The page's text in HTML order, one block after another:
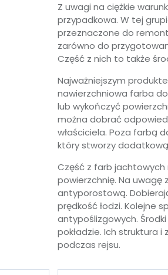
Z uwagi na ciężkie
przypadkowa. W tej
przeznaczone do
zarówno do
Część z nich to także
Najważniejszym
nawierzchniowa farba
lub wykończyć
można dobrać
właściciela. Poza farbą
który stworzy
Część z farb jachtowych
powierzchnię. Na uwagę
antyporostową.
prędkość łodzi. Kolejne
antypoślizgowych.
pokładzie. Ich struktura
podczas rejsu.